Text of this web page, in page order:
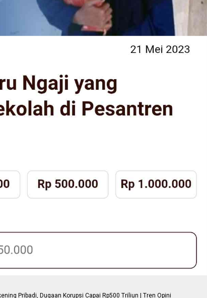
Pribadi, Dugaan Korupsi Capai Rp500 Triliun | Tren Opini